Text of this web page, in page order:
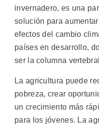
invernadero, es una
solución para
efectos del cambio
países en desarrollo,
ser la columna
La agricultura puede
pobreza, crear
un crecimiento más
para los jóvenes. La